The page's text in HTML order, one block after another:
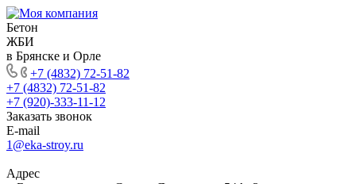
Бетон
ЖБИ
в Брянске и Орле
+7 (4832) 72-51-82
+7 (4832) 72-51-82
+7 (920)-333-11-12
Заказать звонок
E-mail
1@eka-stroy.ru
Адрес